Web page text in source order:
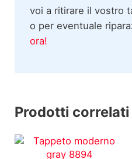
voi a ritirare il vostro
o per eventuale
ora!
Prodotti correlati